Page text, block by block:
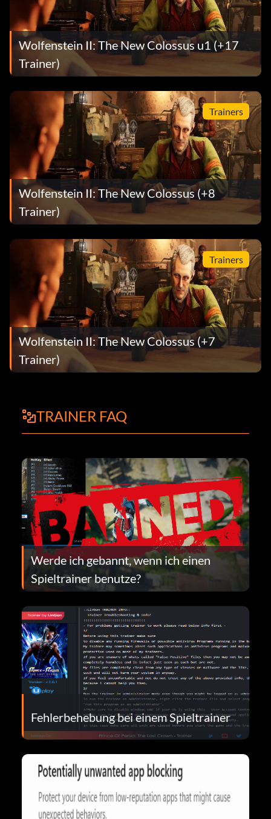
Wolfenstein II: The New Colossus u1 (+17
Trainer)
Trainers
Wolfenstein II: The New Colossus (+8
Trainer)
Trainers
Wolfenstein II: The New Colossus (+7
Trainer)
TRAINER FAQ
Werde ich gebannt, wenn ich einen
Spieltrainer benutze?
Fehlerbehebung bei einem Spieltrainer